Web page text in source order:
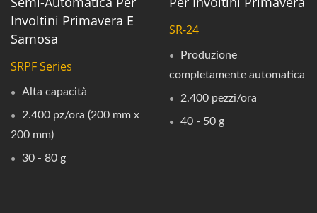
Involtini Primavera E
Samosa
SRPF Series
Alta capacità
2.400 pz/ora (200 mm x
200 mm)
30 - 80 g
SR-24
Produzione
completamente automatica
2.400 pezzi/ora
40 - 50 g